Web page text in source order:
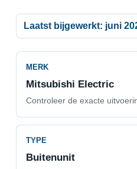
Laatst bijgewerkt: juni
MERK
Mitsubishi Electric
Controleer de exacte
TYPE
Buitenunit